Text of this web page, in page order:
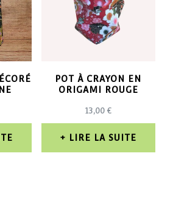
POT À CRAYON EN
ORIGAMI ROUGE
13,00€
LIRE LA SUITE